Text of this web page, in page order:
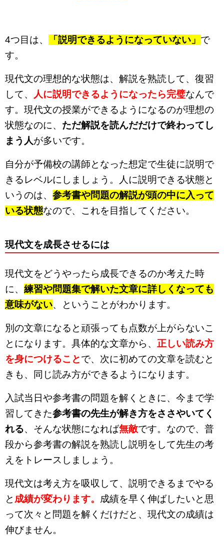
4つ目は、 「説明できるようになっていない」 で
す。
現代文の理想的な状態は、解説を熟読して、復習
して、 人に説明できるようになったら完璧なんで
す。現代文の授業ができるようになるのが理想の
状態なのに、 ただ解説を読んだだけで終わってし
まう人が多いです。
自分が予備校の講師となった想定で生徒に説明で
きるレベルにしましょう。人に説明できる状態と
いうのは、 参考書や問題の解説が頭の中に入って
いる状態なので、これを目指してください。
現代文を成長させるには
現代文をどうやったら成長できるのか考えた時
に、 練習や問題集で解いた文章に詳しくなっても
意味がない、ということがわかります。
別の文章になると頑張っても点数が上がらないこ
とになります。具体的な文章から、 正しい読み方
を身につけることで、次に初めての文章を読むと
きも、同じ読み方ができるようになります。
入試当日や参考書の問題を解くときに、今まで学
習してきた参考書の先生が解き方をささやいてく
れる、そんな状態になれば無敵です。なので、普
段から参考書の解説を熟読し説明をして先生の考
えをトレースしましょう。
現代文は考え方を吸収して、説明できるまでやる
と 成績が変わります。 成績を早く伸ばしたいと思
って次々と問題を解くだけだと、現代文の成績は
伸びません。